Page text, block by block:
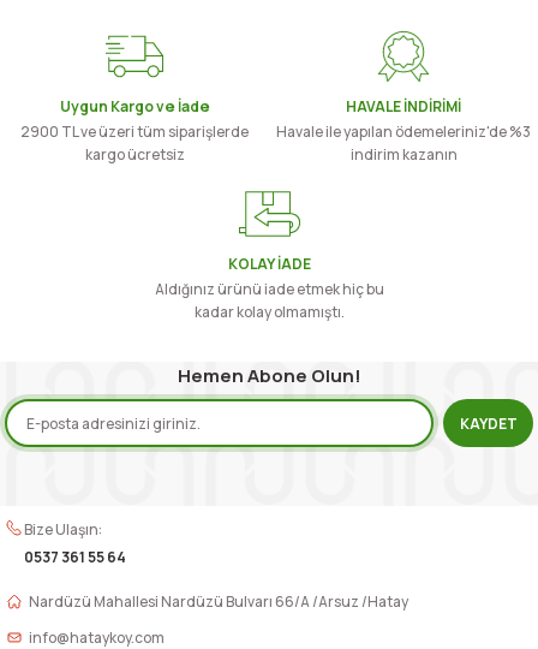
çeşitleri yer alıyor. 750 ml ve 5 lt olarak şişelerde paketlenmiş olan zeytinyağı, altın sarısı
rengi, mis gibi kokusu ve eşsiz lezzeti ile damaklarınızda devrim yaratmaya geliyor.
Yemeklerinizi tatlandıracak, salata ve mezelerinize ayrıcalık katacak zeytinyağları, soğuk
sıkım olarak karşınıza çıkıyor. Kasım ayında başlayan hasat ile tamamen Hatay yöresine ait
usullerle ezilerek, yine geleneksel yöntemlerle yağı alınır. Hatay’ın en kıymetli ürünleri
arasında olan zeytinyağı, sizler için titizlikle şişelenerek sofralarınıza gönderilmeye hazır
Besin değeri bakımından oldukça zengin olanZeytinyağı Çeşitleri
duyduğu vitamin ve minerallerin karşılanmasında etkin bir rol oynamaktadır. Hatay doğal
zeytinyağı kolesterolünüzü dengeler, kalbinizi korur, mide rahatsızlıklarına engel olur,
cildinize iyi gelir ve saçlarınızı güçlendirir.
Zeytin Çeşitleri
%100 Kalite, %100 Müşteri Memnuniyeti
Yöresel ürünlerin imal edilmesi ve tedariki konusunda satış ağını geliştiren ve online satış
kargo, güler yüzlü alışveriş ve güvenli ödeme avantajları ile sizleri bekliyor.
Uygun Kargo ve İade
2900 TL ve üzeri tüm siparişlerde
kargo ücretsiz
HAVALE İNDİRİMİ
Havale ile yapılan ödemeleriniz'de %3
indirim kazanın
KOLAY İADE
Aldığınız ürünü iade etmek hiç bu
kadar kolay olmamıştı.
Hemen Abone Olun!
KAYDET
Bize Ulaşın:
0537 361 55 64
Nardüzü Mahallesi Nardüzü Bulvarı 66/A /Arsuz /Hatay
info@hataykoy.com